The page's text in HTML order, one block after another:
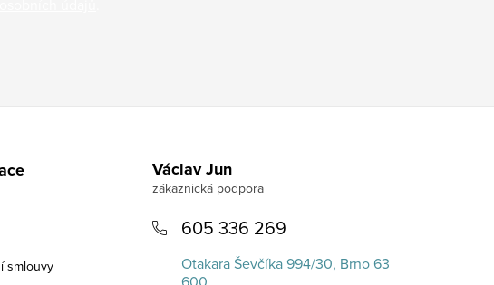
smlouvy
Václav Jun
605 336 269
Otakara Ševčíka 994/30, Brno 63